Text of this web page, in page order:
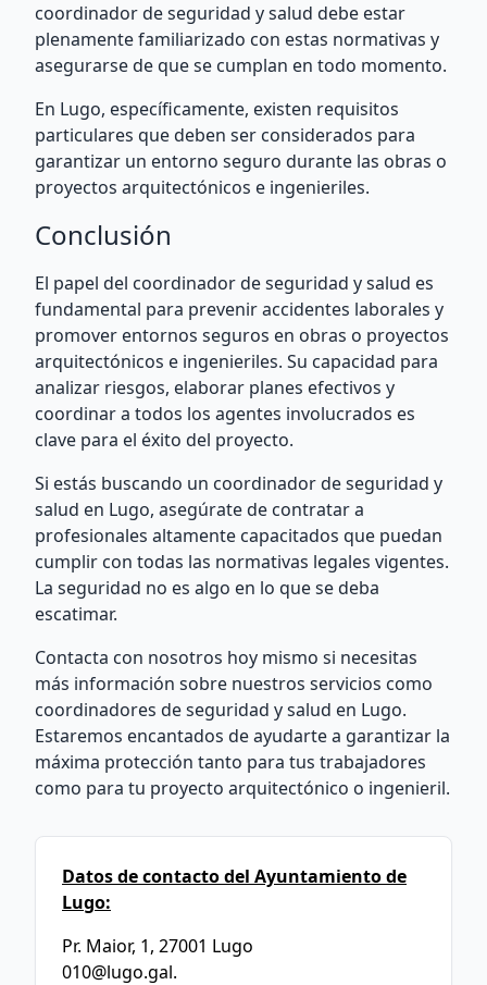
coordinador de seguridad y salud debe estar
plenamente familiarizado con estas normativas y
asegurarse de que se cumplan en todo momento.
En Lugo, específicamente, existen requisitos
particulares que deben ser considerados para
garantizar un entorno seguro durante las obras o
proyectos arquitectónicos e ingenieriles.
Conclusión
El papel del coordinador de seguridad y salud es
fundamental para prevenir accidentes laborales y
promover entornos seguros en obras o proyectos
arquitectónicos e ingenieriles. Su capacidad para
analizar riesgos, elaborar planes efectivos y
coordinar a todos los agentes involucrados es
clave para el éxito del proyecto.
Si estás buscando un coordinador de seguridad y
salud en Lugo, asegúrate de contratar a
profesionales altamente capacitados que puedan
cumplir con todas las normativas legales vigentes.
La seguridad no es algo en lo que se deba
escatimar.
Contacta con nosotros hoy mismo si necesitas
más información sobre nuestros servicios como
coordinadores de seguridad y salud en Lugo.
Estaremos encantados de ayudarte a garantizar la
máxima protección tanto para tus trabajadores
como para tu proyecto arquitectónico o ingenieril.
Datos de contacto del Ayuntamiento de
Lugo:
Pr. Maior, 1, 27001 Lugo
010@lugo.gal.